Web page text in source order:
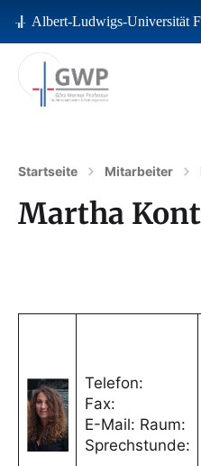
Albert-Ludwigs-Universität
Startseite Mitarbeiter
Martha
Telefon:
Fax:
E-Mail: Raum:
Sprechstunde: